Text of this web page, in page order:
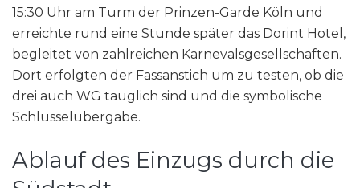
15:30 Uhr am Turm der Prinzen-Garde Köln und
erreichte rund eine Stunde später das Dorint Hotel,
begleitet von zahlreichen Karnevalsgesellschaften.
Dort erfolgten der Fassanstich um zu testen, ob die
drei auch WG tauglich sind und die symbolische
Schlüsselübergabe.
Ablauf des Einzugs durch die